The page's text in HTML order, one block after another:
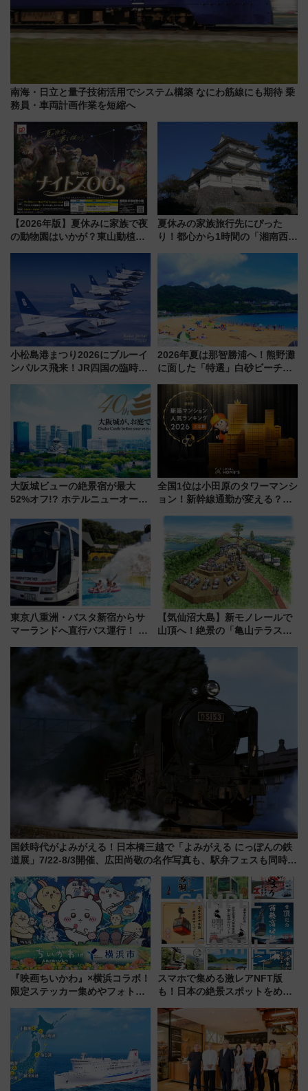
南海・日立と量子技術活用でシステム構築 なにわ筋線にも期待 乗
務員・車両計画作業を短縮へ
【2026年版】夏休みに家族で夜
の動物園はいかが？東山動植物
夏休みの家族旅行先にぴった
り！都心から1時間の「湘南西エ
島とは異なる魅力を持つ今夏の
注目スポット
小松島港まつり2026にブルーイ
ンパルス飛来！JR四国の臨時ダ
2026年夏は那智勝浦へ！熊野灘
に面した「特選」白砂ビーチは
会」は8月11日開催！
大阪城ビューの絶景宿が最大
52%オフ!? ホテルニューオータ
ール」で秋の関西旅を豪華にす
る方法（8月20日まで！）
全国1位は小田原のタワーマンシ
ョン！新幹線通勤が変える？
【新築マンション人気ランキン
グ】
東京八重洲・バスタ新宿からサ
マーランドへ直行バス運行！ お
推し活を楽しもう！（2026年
【気仙沼大島】新モノレールで
山頂へ！絶景の「亀山テラス
暇村のお得な日帰りプランも登
国鉄時代がよみがえる！日本橋三越で「よみがえる にっぽんの鉄
道展」7/22-8/3開催、広田尚敬の名作写真も、駅弁フェスも同時開
『映画ちいかわ』×横浜コラボ！
限定ステッカー集めやフォトス
いを満喫しよう（花火鑑賞会応
募は7/12まで！）
スマホで集める激レアNFT版
も！日本の絶景スポットをめぐ
ん)」企画がスタート